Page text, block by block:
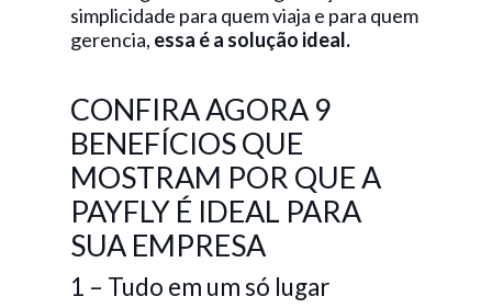
simplicidade para quem viaja e para quem
gerencia, essa é a solução ideal.
CONFIRA AGORA 9
BENEFÍCIOS QUE
MOSTRAM POR QUE A
PAYFLY É IDEAL PARA
SUA EMPRESA
1 – Tudo em um só lugar